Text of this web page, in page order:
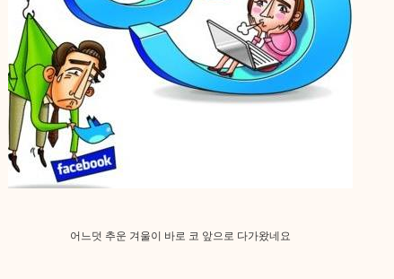
어느덧 추운 겨울이 바로 코 앞으로 다가왔네요